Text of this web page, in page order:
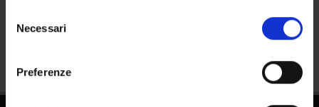
modificare o revocare il proprio consenso in qualsiasi
momento dalla Dichiarazione sui cookie o facendo clic
delNecessari
Preferenze